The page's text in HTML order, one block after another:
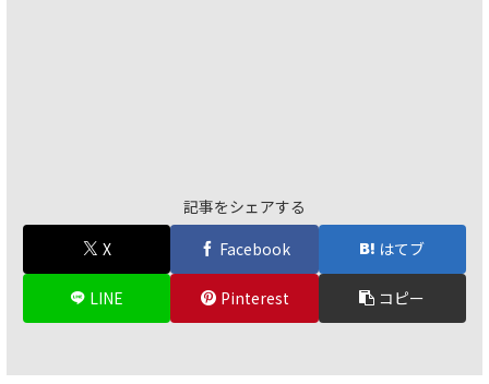
記事をシェアする
X
Facebook はてブ
LINE Pinterest コピー